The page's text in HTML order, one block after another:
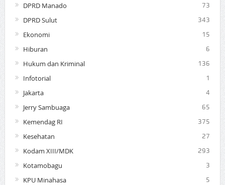
DPRD Manado 73
DPRD Sulut 343
Ekonomi 15
Hiburan 6
Hukum dan Kriminal 136
Infotorial 1
Jakarta 4
Jerry Sambuaga 65
Kemendag RI 375
Kesehatan 27
Kodam XIII/MDK 293
Kotamobagu 3
KPU Minahasa 5